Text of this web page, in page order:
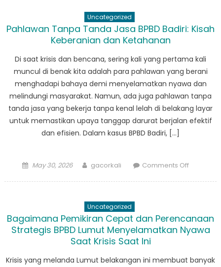
BPBD
Bencana
di
Indonesia
Uncategorized
Pahlawan Tanpa Tanda Jasa BPBD Badiri: Kisah
Keberanian dan Ketahanan
Di saat krisis dan bencana, sering kali yang pertama kali
muncul di benak kita adalah para pahlawan yang berani
menghadapi bahaya demi menyelamatkan nyawa dan
melindungi masyarakat. Namun, ada juga pahlawan tanpa
tanda jasa yang bekerja tanpa kenal lelah di belakang layar
untuk memastikan upaya tanggap darurat berjalan efektif
dan efisien. Dalam kasus BPBD Badiri, […]
Posted
May 30, 2026 Author
gacorkali Comments Offon
BPBD
Badiri:
Uncategorized
Bagaimana Pemikiran Cepat dan Perencanaan
Strategis BPBD Lumut Menyelamatkan Nyawa
Saat Krisis Saat Ini
Krisis yang melanda Lumut belakangan ini membuat banyak